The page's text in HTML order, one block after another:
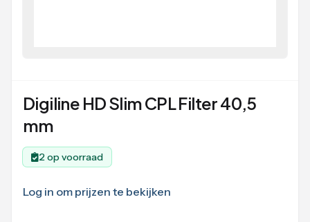
Digiline HD Slim CPL Filter 40,5
mm
2 op voorraad
Log in om prijzen te bekijken